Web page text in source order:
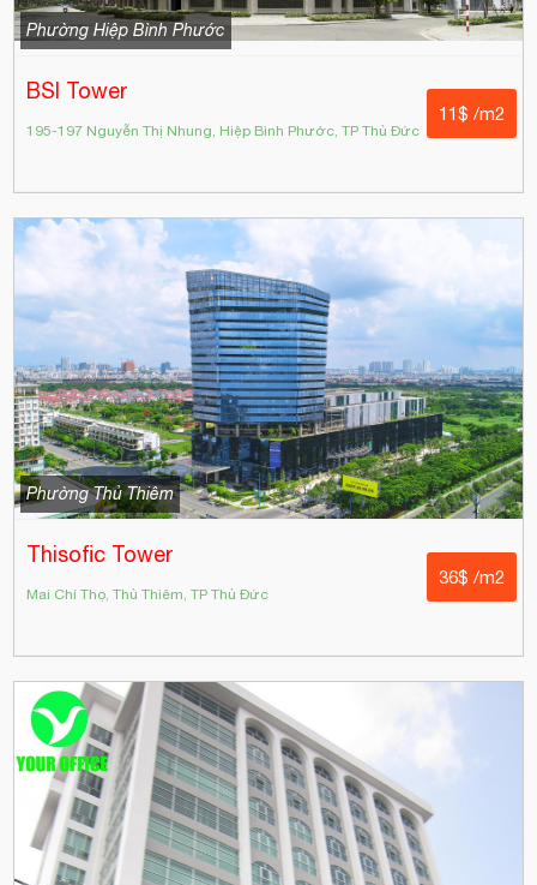
Phường Hiệp Bình Phước
BSI Tower
195-197 Nguyễn Thị Nhung, Hiệp Bình Phước, TP Thủ Đức
11$ /m2
Phường Thủ Thiêm
Thisofic Tower
Mai Chí Thọ, Thủ Thiêm, TP Thủ Đức
36$ /m2